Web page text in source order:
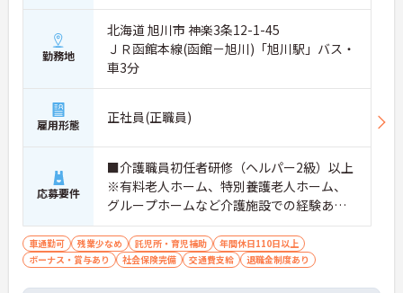
勤務地
北海道 旭川市 神楽3条12-1-45
ＪＲ函館本線(函館－旭川)「旭川駅」バス・
車3分
雇用形態 正社員(正職員)
応募要件
■介護職員初任者研修（ヘルパー2級）以上
※有料老人ホーム、特別養護老人ホーム、
グループホームなど介護施設での経験ある
方歓迎 ※ホスピス勤務（訪問介護）や「看
取り」が初めての方も可
車通勤可 残業少なめ 託児所・育児補助
年間休日110日以上
ボーナス・賞与あり
社会保険完備 交通費支給 退職金制度あり